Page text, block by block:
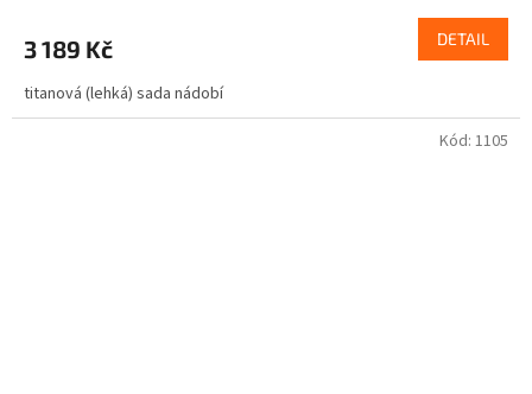
3 189 Kč DETAIL
titanová (lehká) sada nádobí
Kód: 1105